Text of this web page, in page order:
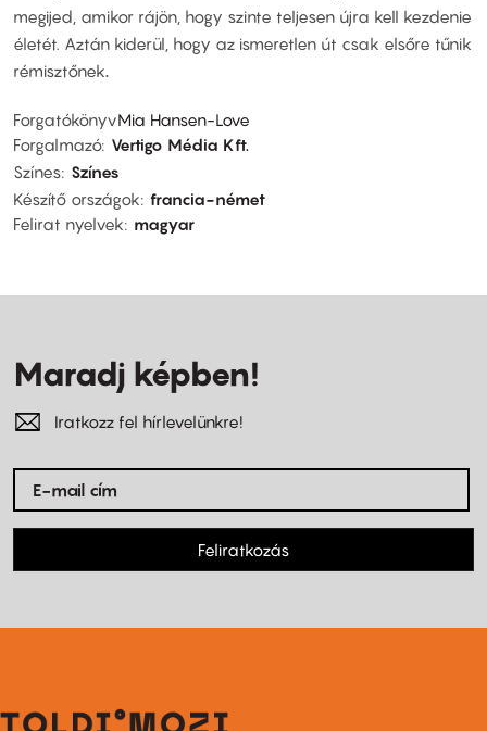
megijed, amikor rájön, hogy szinte teljesen újra kell kezdenie
életét. Aztán kiderül, hogy az ismeretlen út csak elsőre tűnik
rémisztőnek
ForgatókönyvMia Hansen-Love
Forgalmazó Vertigo Média Kft.
Színes Színes
Készítő országok francia-német
Felirat nyelvek
magyar
Maradj képben!
Iratkozz fel hírlevelünkre!
Feliratkozás